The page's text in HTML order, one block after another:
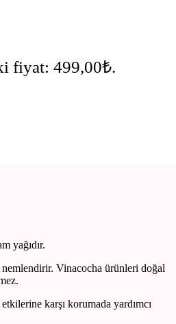
fiyat: 499,00₺.
yağıdır.
Vinacocha ürünleri doğal
karşı korumada yardımcı